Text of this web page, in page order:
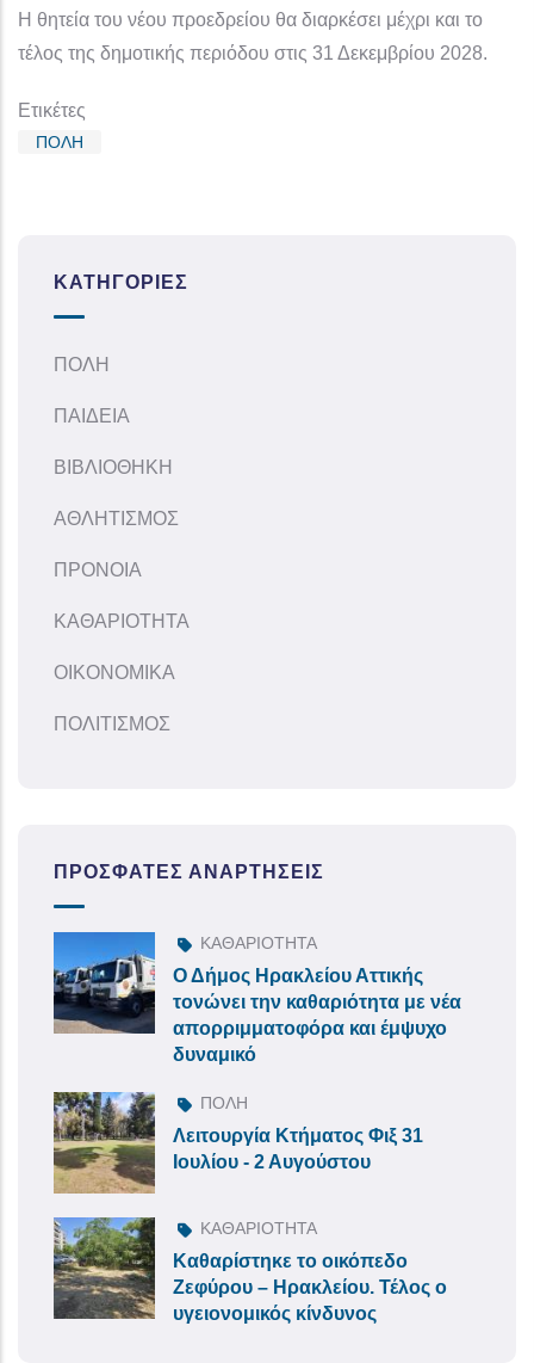
Η θητεία του νέου προεδρείου θα διαρκέσει μέχρι και το
τέλος της δημοτικής περιόδου στις 31 Δεκεμβρίου 2028.
Ετικέτες
ΠΟΛΗ
ΚΑΤΗΓΟΡΊΕΣ
ΠΟΛΗ
ΠΑΙΔΕΙΑ
ΒΙΒΛΙΟΘΗΚΗ
ΑΘΛΗΤΙΣΜΟΣ
ΠΡΟΝΟΙΑ
ΚΑΘΑΡΙΟΤΗΤΑ
ΟΙΚΟΝΟΜΙΚΑ
ΠΟΛΙΤΙΣΜΟΣ
ΠΡΌΣΦΑΤΕΣ ΑΝΑΡΤΉΣΕΙΣ
ΚΑΘΑΡΙΟΤΗΤΑ
Ο Δήμος Ηρακλείου Αττικής
τονώνει την καθαριότητα με νέα
απορριμματοφόρα και έμψυχο
δυναμικό
ΠΟΛΗ
Λειτουργία Κτήματος Φιξ 31
Ιουλίου - 2 Αυγούστου
ΚΑΘΑΡΙΟΤΗΤΑ
Καθαρίστηκε το οικόπεδο
Ζεφύρου – Ηρακλείου. Τέλος ο
υγειονομικός κίνδυνος